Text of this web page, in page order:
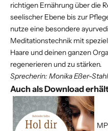
richtigen Ernährung über die
seelischer Ebene bis zur
nutze eine besondere
Meditationstechnik mit
Haare und deinen ganzen
regenerieren und zu stärken.
Sprecherin: Monika Eßer-Stahl
Auch als Download